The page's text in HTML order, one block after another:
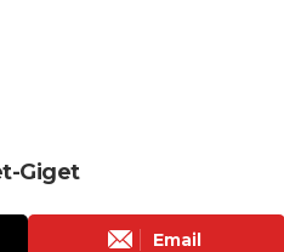
Giget
Email